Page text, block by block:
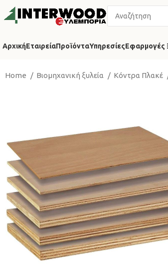
ΑρχικήΕταιρείαΠροϊόνταΥπηρεσίεςΕφαρμογές
Home Βιομηχανική ξυλεία Κόντρα Πλακέ